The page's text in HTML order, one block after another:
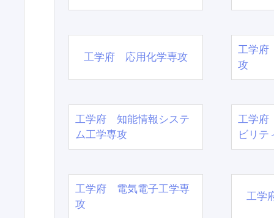
工学府 応用化学専攻
工学府
攻
工学府 知能情報システ
ム工学専攻
工学府
ビリテ
工学府 電気電子工学専
攻
工学